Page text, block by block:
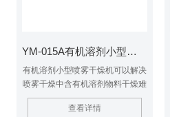
YM-015A有机溶剂小型喷雾干燥机
有机溶剂小型喷雾干燥机可以解决
喷雾干燥中含有机溶剂物料干燥难
的问题，一般有机溶剂会呈易燃易
爆的特性，防爆型闭式实验室喷雾
查看详情